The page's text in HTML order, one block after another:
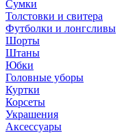
Сумки
Толстовки и свитера
Футболки и лонгсливы
Шорты
Штаны
Юбки
Головные уборы
Куртки
Корсеты
Украшения
Аксессуары